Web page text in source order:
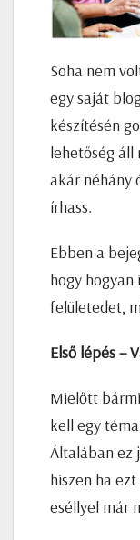
Soha nem
egy saját
készítésén
lehetőség áll
akár néhány
írhass.
Ebben a
hogy
felületedet,
Első lépés –
Mielőtt
kell egy
Általában ez
hiszen ha
eséllyel már